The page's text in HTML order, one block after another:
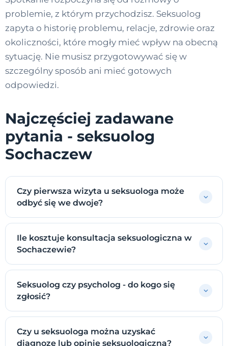
problemie, z którym przychodzisz. Seksuolog
zapyta o historię problemu, relacje, zdrowie oraz
okoliczności, które mogły mieć wpływ na obecną
sytuację. Nie musisz przygotowywać się w
szczególny sposób ani mieć gotowych
odpowiedzi.
Najczęściej zadawane
pytania - seksuolog
Sochaczew
Czy pierwsza wizyta u seksuologa może
odbyć się we dwoje?
Ile kosztuje konsultacja seksuologiczna w
Sochaczewie?
Seksuolog czy psycholog - do kogo się
zgłosić?
Czy u seksuologa można uzyskać
diagnozę lub opinię seksuologiczną?